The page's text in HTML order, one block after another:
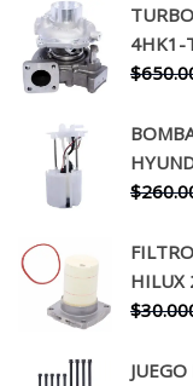
4HK1-
$
$
HILUX
$